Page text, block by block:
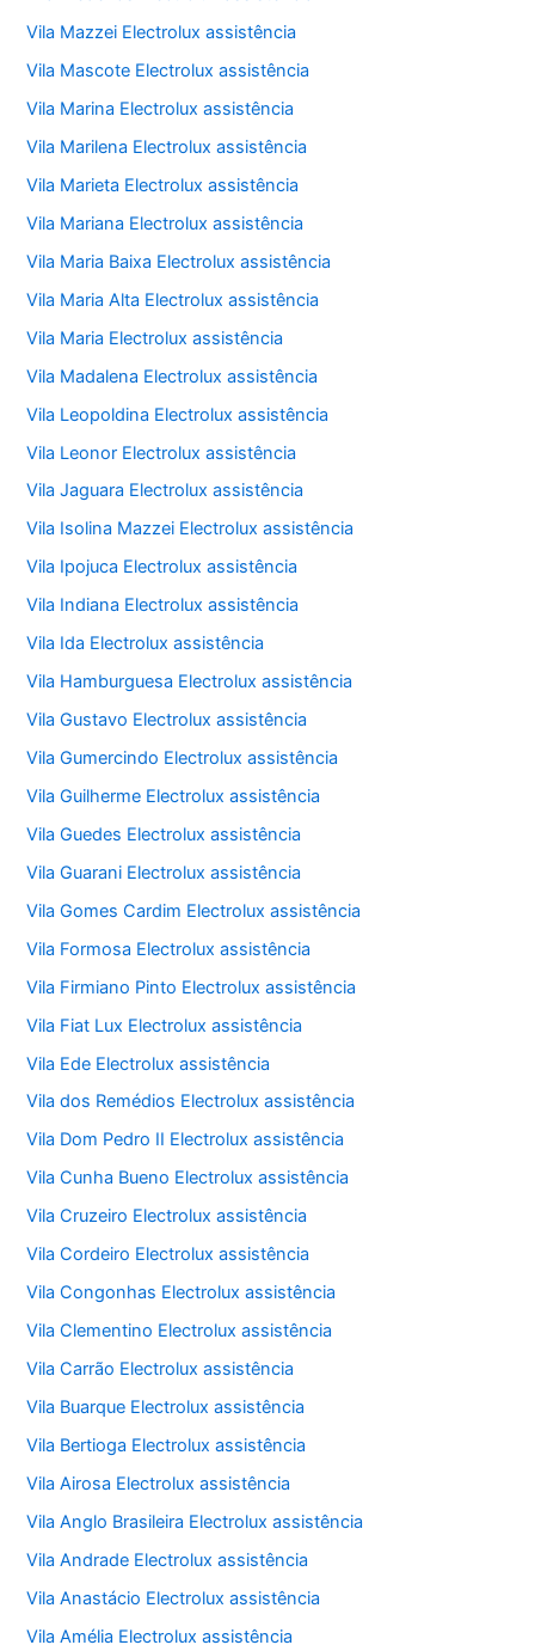
Vila Mazzei Electrolux assistência
Vila Mascote Electrolux assistência
Vila Marina Electrolux assistência
Vila Marilena Electrolux assistência
Vila Marieta Electrolux assistência
Vila Mariana Electrolux assistência
Vila Maria Baixa Electrolux assistência
Vila Maria Alta Electrolux assistência
Vila Maria Electrolux assistência
Vila Madalena Electrolux assistência
Vila Leopoldina Electrolux assistência
Vila Leonor Electrolux assistência
Vila Jaguara Electrolux assistência
Vila Isolina Mazzei Electrolux assistência
Vila Ipojuca Electrolux assistência
Vila Indiana Electrolux assistência
Vila Ida Electrolux assistência
Vila Hamburguesa Electrolux assistência
Vila Gustavo Electrolux assistência
Vila Gumercindo Electrolux assistência
Vila Guilherme Electrolux assistência
Vila Guedes Electrolux assistência
Vila Guarani Electrolux assistência
Vila Gomes Cardim Electrolux assistência
Vila Formosa Electrolux assistência
Vila Firmiano Pinto Electrolux assistência
Vila Fiat Lux Electrolux assistência
Vila Ede Electrolux assistência
Vila dos Remédios Electrolux assistência
Vila Dom Pedro II Electrolux assistência
Vila Cunha Bueno Electrolux assistência
Vila Cruzeiro Electrolux assistência
Vila Cordeiro Electrolux assistência
Vila Congonhas Electrolux assistência
Vila Clementino Electrolux assistência
Vila Carrão Electrolux assistência
Vila Buarque Electrolux assistência
Vila Bertioga Electrolux assistência
Vila Airosa Electrolux assistência
Vila Anglo Brasileira Electrolux assistência
Vila Andrade Electrolux assistência
Vila Anastácio Electrolux assistência
Vila Amélia Electrolux assistência